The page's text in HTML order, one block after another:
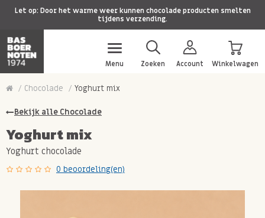
Let op: Door het warme weer kunnen chocolade producten smelten
tijdens verzending.
Menu Zoeken Account Winkelwagen
Chocolade Yoghurt mix
Bekijk alle Chocolade
Yoghurt mix
Yoghurt chocolade
0 beoordeling(en)